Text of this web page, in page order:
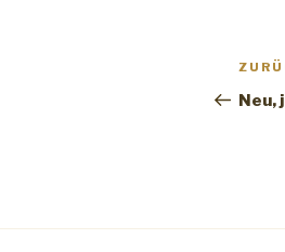
Neu,